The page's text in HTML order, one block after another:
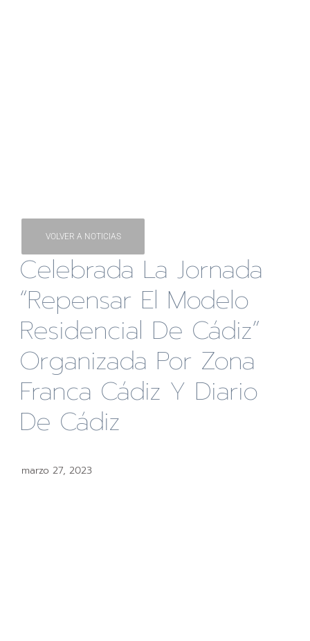
VOLVER A NOTICIAS
Celebrada La Jornada
“Repensar El Modelo
Residencial De Cádiz”
Organizada Por Zona
Franca Cádiz Y Diario
De Cádiz
marzo 27, 2023